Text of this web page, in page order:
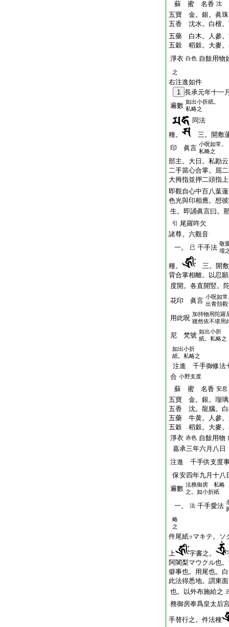
蘇 蜜 名香 沈
五寶 金。銀。眞珠
五香 沈水。白檀。
五藥 白木。人參。
五穀 稻穀。大麥。
淨衣 白色 自餘用物
之
右注進如件
1 長承元年十一
遍數 如出小折紙。
私略之
同法
種。
三。開敷
印 眞言 小呪如常。
私略之
部主。大日。私勘
二手當心合掌。屈
大拇指並押二頭指
即觀自心中百八葉
色光與印相應。想
生。即誦眞言曰。
引 尾羅吽欠
諸尊。六觀音
一。
已 千手法 敬
壇
種。
三。開
背合掌相離。以忍
度開。各直開竪。
花印 眞言 小呪如
出青頚觀
用此呪 加持物用陀羅
雖然依不堪用
尼 梵號 如出小折
紙。私略之
如出小折
紙。私略之
注進 千手御修法
合 小野支度
蘇 蜜 名香 安息
五寶 金。銀。瑠璃
五香 沈。龍腦。白
五藥 牛黄。人參。
五穀 稻穀。大麥。
淨衣 赤色 自餘用物
嘉承三年六月八日
注進 千手供支度
保安四年九月十
遍數 法務御房 私略
之。如小折紙
一。 法 千手愛法
略
之
件尾紙ヲ マキテ。ソ
上 字書之。
阿闍梨マウクル也
僻事也。用尾也。
此法得悉地。謂東
也。以外布施給之
務御房奉爲皇太后
手替行之。件法種